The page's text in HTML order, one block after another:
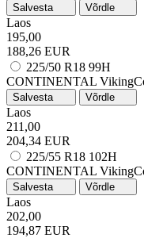
Salvesta Võrdle
Laos
195,00
188,26 EUR
225/50 R18 99H
CONTINENTAL
Salvesta Võrdle
Laos
211,00
204,34 EUR
225/55 R18 102H
CONTINENTAL
Salvesta Võrdle
Laos
202,00
194,87 EUR